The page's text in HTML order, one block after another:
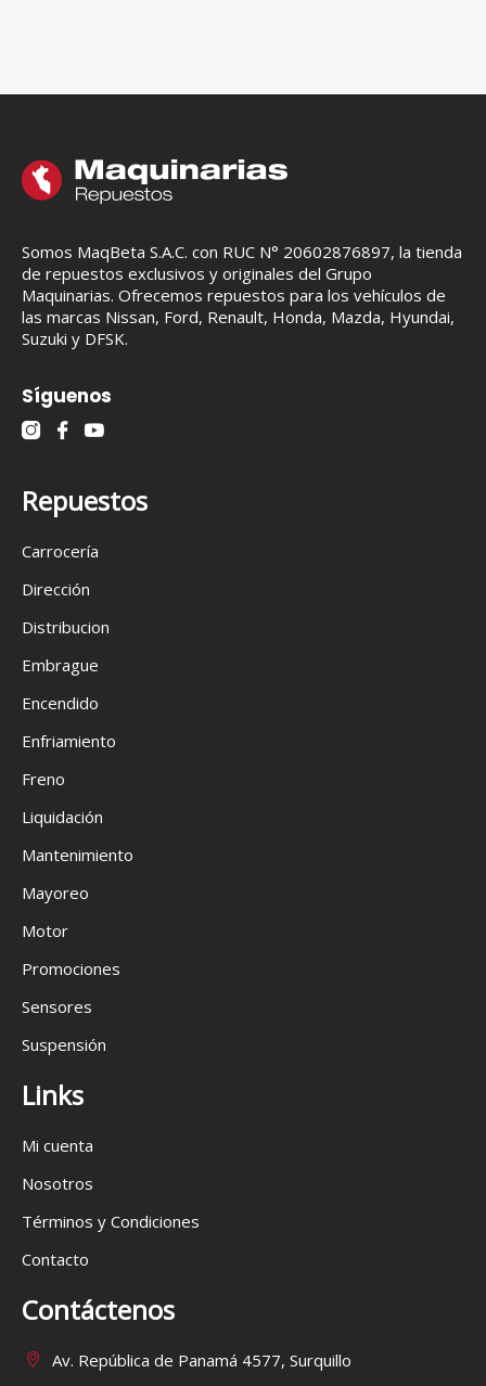
Somos MaqBeta S.A.C. con RUC N° 20602876897, la tienda
de repuestos exclusivos y originales del Grupo
Maquinarias. Ofrecemos repuestos para los vehículos de
las marcas Nissan, Ford, Renault, Honda, Mazda, Hyundai,
Suzuki y DFSK.
Síguenos
Repuestos
Carrocería
Dirección
Distribucion
Embrague
Encendido
Enfriamiento
Freno
Liquidación
Mantenimiento
Mayoreo
Motor
Promociones
Sensores
Suspensión
Links
Mi cuenta
Nosotros
Términos y Condiciones
Contacto
Contáctenos
Av. República de Panamá 4577, Surquillo